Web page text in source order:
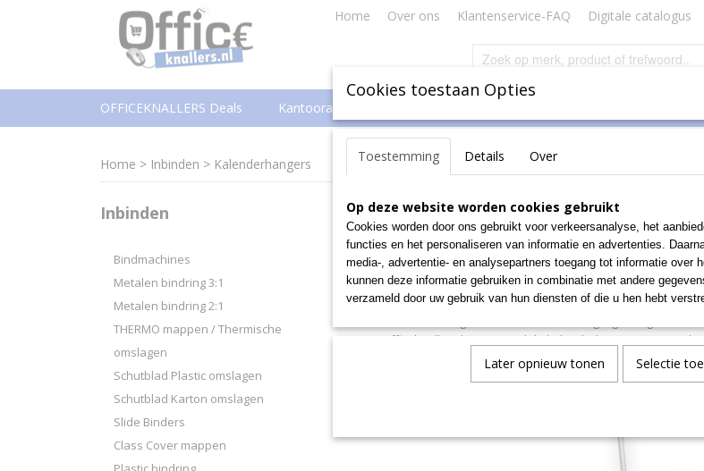
Home Over ons Klantenservice-FAQ Digitale catalogus
OFFICEKNALLERS Deals Kantoorartikelen
Home > Inbinden > Kalenderhangers
Inbinden
Bindmachines
Metalen bindring 3:1
Metalen bindring 2:1
THERMO mappen / Thermische
omslagen
Schutblad Plastic omslagen
Schutblad Karton omslagen
Slide Binders
Class Cover mappen
Zelf uw kalenders
betaalbaar
Officeknallers levert kalenderhangers voor zowel handmatige
inbindmachine met bijbehorende draadbindringen (wires). De
van een duimstansgat en kunnen eenvoudig ingehangen
aan. Officeknallers levert zowel de kalenderhangers (in
metallic kleuren tegen meerprijs), als ook de duimgatstans.
Zie filmpje voor het maken van eigen kalenders, getoond
Cookies toestaan Opties
Toestemming Details Over
Op deze website worden cookies gebruikt
Cookies worden door ons gebruikt voor verkeersanalyse, het
functies en het personaliseren van informatie en advertenties.
media-, advertentie- en analysepartners toegang tot informatie over
kunnen deze informatie gebruiken in combinatie met andere
verzameld door uw gebruik van hun diensten of die u hen hebt
Later opnieuw tonen Selectie